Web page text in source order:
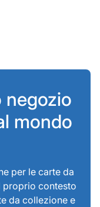
negozio
mondo
per le carte da
proprio contesto
da collezione e